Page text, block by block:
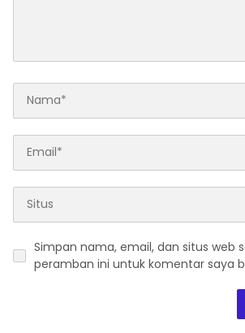
Simpan nama, email, dan situs web
peramban ini untuk komentar saya